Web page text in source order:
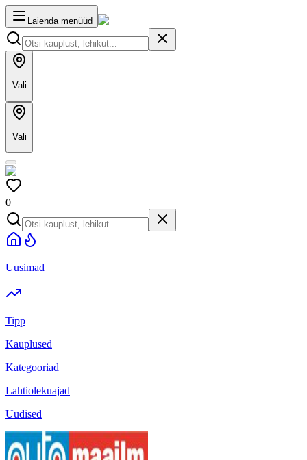
Laienda menüüd
Vali
Vali
0
Uusimad
Tipp
Kauplused
Kategooriad
Lahtiolekuajad
Uudised